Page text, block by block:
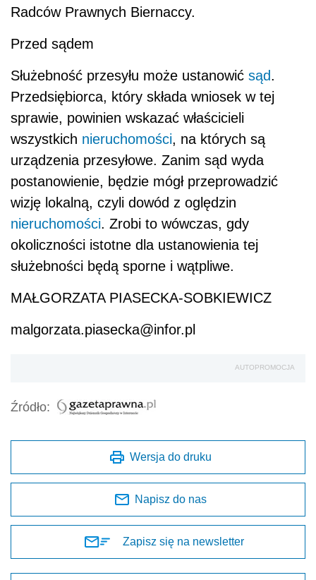
Radców Prawnych Biernaccy.
Przed sądem
Służebność przesyłu może ustanowić sąd.
Przedsiębiorca, który składa wniosek w tej
sprawie, powinien wskazać właścicieli
wszystkich nieruchomości, na których są
urządzenia przesyłowe. Zanim sąd wyda
postanowienie, będzie mógł przeprowadzić
wizję lokalną, czyli dowód z oględzin
nieruchomości. Zrobi to wówczas, gdy
okoliczności istotne dla ustanowienia tej
służebności będą sporne i wątpliwe.
MAŁGORZATA PIASECKA-SOBKIEWICZ
malgorzata.piasecka@infor.pl
AUTOPROMOCJA
Źródło:
Wersja do druku
Napisz do nas
Zapisz się na newsletter